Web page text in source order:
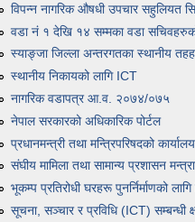
विपन्न नागरिक औषधी उपचार सहुलियत
वडा नं १ देखि १४ सम्मका वडा
स्याङ्जा जिल्ला अन्तरगतका स्थानीय
स्थानीय निकायको लागि ICT
नागरिक वडापत्र आ.व. २०७४/०७५
नेपाल सरकारको अधिकारिक पोर्टल
प्रधानमन्त्री तथा मन्त्रिपरिषदको कार्यालय
संघीय मामिला तथा सामान्य प्रशासन
भूकम्प प्रतिरोधी घरहरू पुनर्निर्माणको
सूचना, सञ्चार र प्रविधि (ICT) सम्बन्धी